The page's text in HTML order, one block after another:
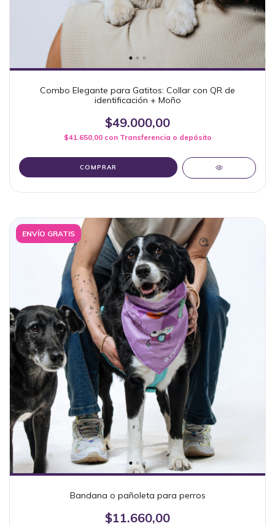
Combo Elegante para Gatitos: Collar con QR de
identificación + Moño
$49.000,00
$41.650,00 con Transferencia o depósito
COMPRAR
ENVÍO GRATIS
Bandana o pañoleta para perros
$11.660,00